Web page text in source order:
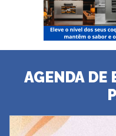
AGENDA DE